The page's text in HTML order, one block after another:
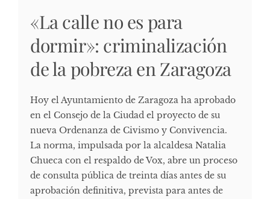
«La calle no es para
dormir»: criminalización
de la pobreza en Zaragoza
Hoy el Ayuntamiento de Zaragoza ha aprobado
en el Consejo de la Ciudad el proyecto de su
nueva Ordenanza de Civismo y Convivencia.
La norma, impulsada por la alcaldesa Natalia
Chueca con el respaldo de Vox, abre un proceso
de consulta pública de treinta días antes de su
aprobación definitiva, prevista para antes de